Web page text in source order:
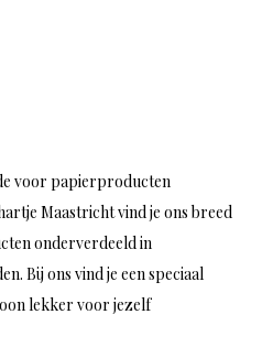
voor papierproducten
Maastricht vind je ons breed
onderverdeeld in
Bij ons vind je een speciaal
lekker voor jezelf